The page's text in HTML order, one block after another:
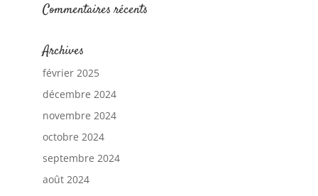
Commentaires récents
Archives
février 2025
décembre 2024
novembre 2024
octobre 2024
septembre 2024
août 2024